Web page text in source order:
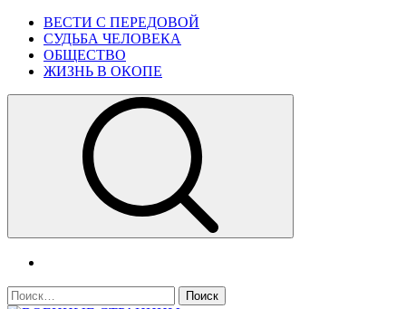
Skip
content
Primary
Menu
ВЕСТИ С ПЕРЕДОВОЙ
СУДЬБА ЧЕЛОВЕКА
ОБЩЕСТВО
ЖИЗНЬ В ОКОПЕ
Найти: